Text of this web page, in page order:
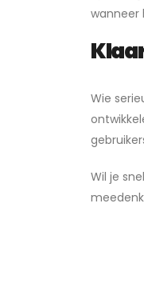
wanneer
Wie
Wil je